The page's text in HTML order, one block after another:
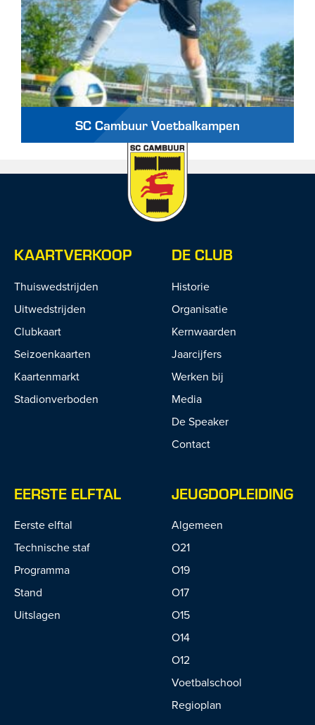
SC Cambuur Voetbalkampen
KAARTVERKOOP
Thuiswedstrijden
Uitwedstrijden
Clubkaart
Seizoenkaarten
Kaartenmarkt
Stadionverboden
DE CLUB
Historie
Organisatie
Kernwaarden
Jaarcijfers
Werken bij
Media
De Speaker
Contact
EERSTE ELFTAL
Eerste elftal
Technische staf
Programma
Stand
Uitslagen
JEUGDOPLEIDING
Algemeen
O21
O19
O17
O15
O14
O12
Voetbalschool
Regioplan